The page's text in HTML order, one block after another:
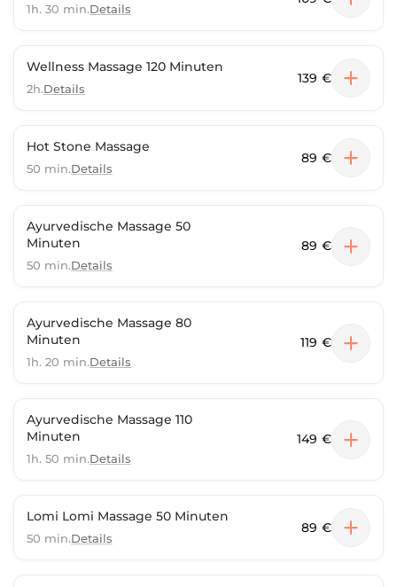
1h. 30 min.Details
Wellness Massage 120 Minuten
2h.Details
139 €
Hot Stone Massage
50 min.Details
89 €
Ayurvedische Massage 50
Minuten
50 min.Details
89 €
Ayurvedische Massage 80
Minuten
1h. 20 min.Details
119 €
Ayurvedische Massage 110
Minuten
1h. 50 min.Details
149 €
Lomi Lomi Massage 50 Minuten
50 min.Details
89 €